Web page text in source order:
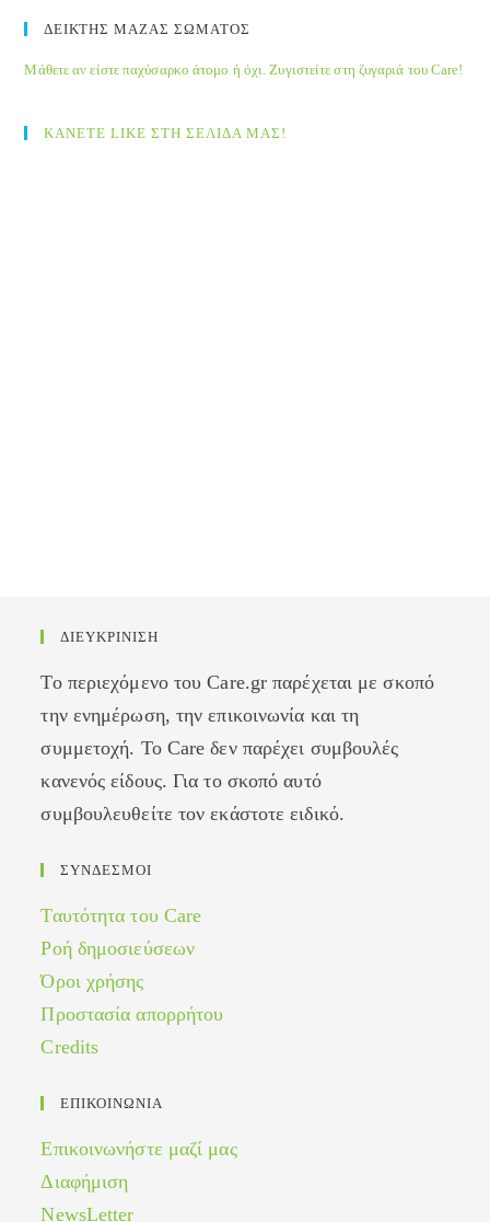
ΔΕΙΚΤΗΣ ΜΑΖΑΣ ΣΩΜΑΤΟΣ
Μάθετε αν είστε παχύσαρκο άτομο ή όχι. Ζυγιστείτε στη ζυγαριά του Care!
ΚΑΝΕΤΕ LIKE ΣΤΗ ΣΕΛΙΔΑ ΜΑΣ!
ΔΙΕΥΚΡΙΝΙΣΗ
Το περιεχόμενο του Care.gr παρέχεται με σκοπό
την ενημέρωση, την επικοινωνία και τη
συμμετοχή. Το Care δεν παρέχει συμβουλές
κανενός είδους. Για το σκοπό αυτό
συμβουλευθείτε τον εκάστοτε ειδικό.
ΣΥΝΔΕΣΜΟΙ
Ταυτότητα του Care
Ροή δημοσιεύσεων
Όροι χρήσης
Προστασία απορρήτου
Credits
ΕΠΙΚΟΙΝΩΝΙΑ
Επικοινωνήστε μαζί μας
Διαφήμιση
NewsLetter